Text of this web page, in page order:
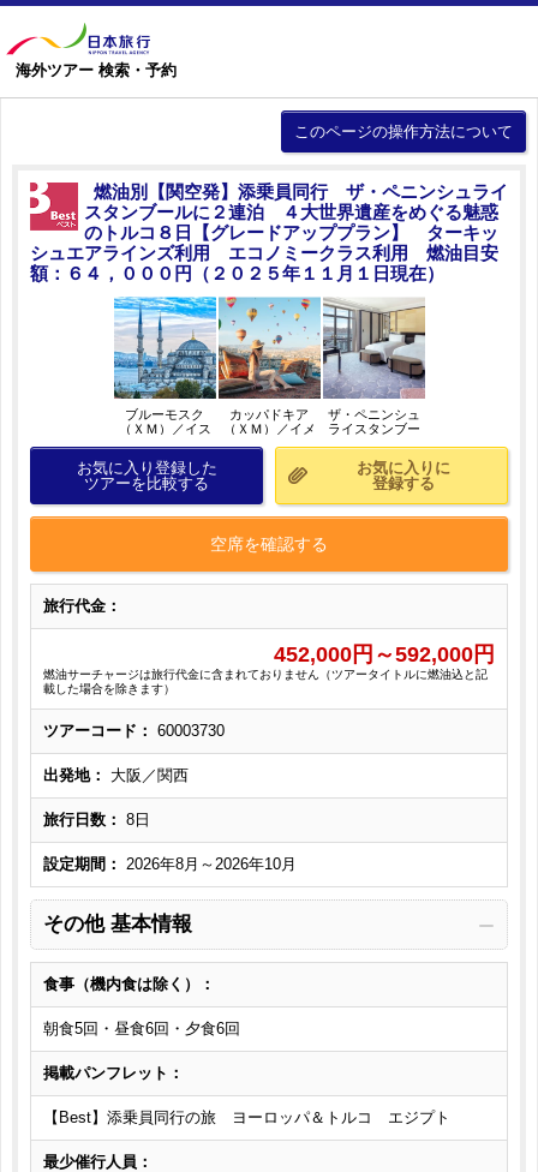
海外ツアー 検索・予約
このページの操作方法について
燃油別【関空発】添乗員同行 ザ・ペニンシュライ
スタンブールに２連泊 ４大世界遺産をめぐる魅惑
のトルコ８日【グレードアッププラン】 ターキッ
シュエアラインズ利用 エコノミークラス利用 燃油目安
額：６４，０００円（２０２５年１１月１日現在）
ブルーモスク
（ＸＭ）／イス
メージ
カッパドキア
（ＸＭ）／イメ
ザ・ペニンシュ
ライスタンブー
ラックスボスポ
ラスルーム）／
イメージ
お気に入り登録した
ツアーを比較する
お気に入りに
登録する
空席を確認する
旅行代金：
452,000 円～592,000 円
燃油サーチャージは旅行代金に含まれておりません（ツアータイトルに燃油込と記
載した場合を除きます）
ツアーコード： 60003730
出発地： 大阪／関西
旅行日数： 8日
設定期間： 2026年8月～2026年10月
その他 基本情報
食事（機内食は除く）：
朝食5回・昼食6回・夕食6回
掲載パンフレット：
【Best】添乗員同行の旅 ヨーロッパ＆トルコ エジプト
最少催行人員：